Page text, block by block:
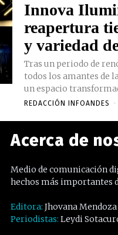
Innova
reapertura
y variedad
Tras un periodo de
todos los amantes de
un espacio
REDACCIÓN INFOANDES -
Acerca de
Medio de comunicación
hechos más importantes
Editora: Jhovana Mendoza
Periodistas: Leydi